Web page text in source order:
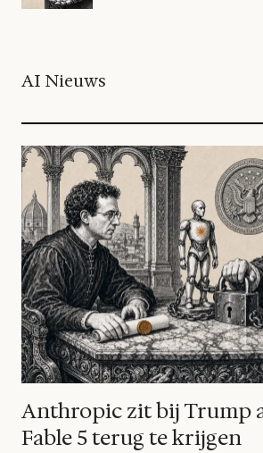
AI Nieuws
Anthropic zit bij Trump
Fable 5 terug te krijgen